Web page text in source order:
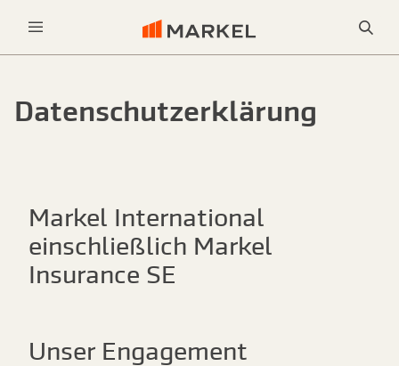
Datenschutzerklärung
Markel International
einschließlich Markel
Insurance SE
Unser Engagement